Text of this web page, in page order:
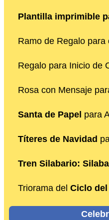
Plantilla imprimible
Ramo de Regalo para
Regalo para Inicio de
Rosa con Mensaje
Santa de Papel para
Títeres de Navidad
Tren Silabario:
Triorama del Ciclo del